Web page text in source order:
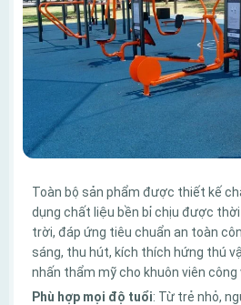
Toàn bộ sản phẩm được thiết kế
dụng chất liệu bền bỉ chịu được
trời, đáp ứng tiêu chuẩn an toàn
sáng, thu hút, kích thích hứng thú
nhấn thẩm mỹ cho khuôn viên công
Phù hợp mọi độ tuổi: Từ trẻ nhỏ,